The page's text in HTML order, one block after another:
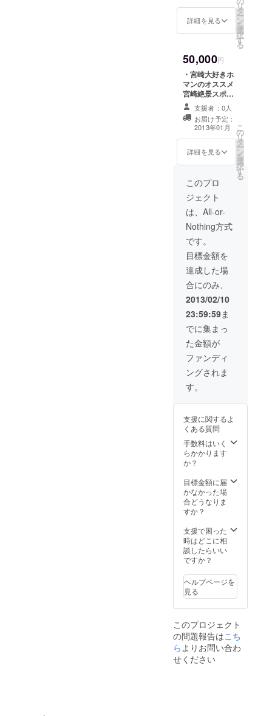
バッグ ・IMOオ
リジナルTシャツ
な宮崎のおいし
いもの詰め合わ
せ（1500円相
当） ※サイン入
り書籍は2冊とも
贈呈します！ ※
詰め合わせは食
品やお菓子など
を予定していま
す！ホマンオス
スメの宮崎名産
をセレクトしま
詳細を見る
リ
タ
ー
ン
を
選
択
す
る
50,000円
・宮崎大好きホ
マンのオススメ
宮崎絶景スポッ
ト壁紙 ・IMOオ
リジナルステッ
カー ・IMOオリ
ジナルエコバッ
グ ・IMOオリジ
ナルTシャツ ・
マンが大好きな
宮崎のおいしい
もの詰め合わせ
（3000円相当）
※詰め合わせは食
品やお菓子など
を予定していま
す！ホマンオス
スメの宮崎名産
をセレクトしま
す！！
支援者：0人
お届け予定：
2013年01月
詳細を見る
こ
の
リ
タ
ー
ン
を
選
択
す
る
このプロ
ジェクト
は、All-or-
Nothing方式
です。
目標金額を
達成した場
合にのみ、
2013/02/10
23:59:59ま
でに集まっ
た金額が
ファンディ
ングされま
す。
支援に関するよ
くある質問
手数料はいく
らかかります
か？
目標金額に届
かなかった場
合どうなりま
すか？
支援で困った
時はどこに相
談したらいい
ですか？
ヘルプページを
見る
このプロジェクト
の問題報告はこち
ら よりお問い合わ
せください